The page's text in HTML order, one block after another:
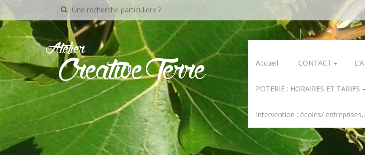
Recherche
pour:
Atelier
Creative Terre
Skip
Accueil CONTACT
POTERIE : HORAIRES ET TARIFS
Intervention : écoles/